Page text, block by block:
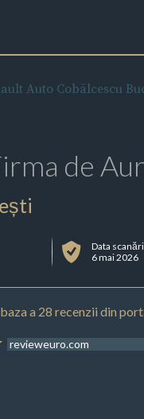
Auto Cobălcescu
de Aur
Data
6 mai 2026
a 28 recenzii din
revieweuro.com